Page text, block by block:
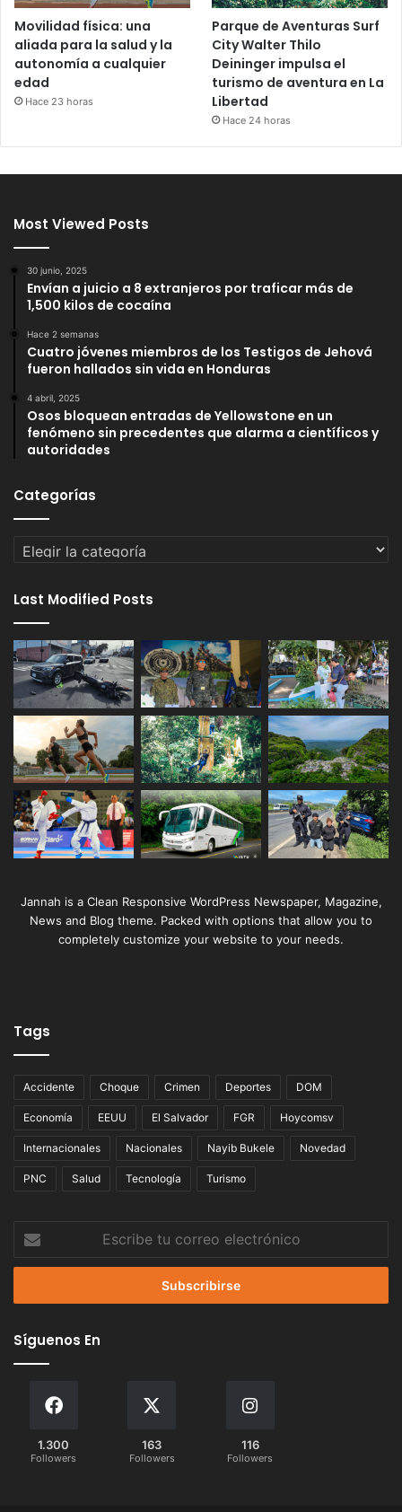
Movilidad física: una
aliada para la salud y la
autonomía a cualquier
edad
Hace 23 horas
Parque de Aventuras Surf
City Walter Thilo
Deininger impulsa el
turismo de aventura en La
Libertad
Hace 24 horas
Most Viewed Posts
30 junio, 2025
Envían a juicio a 8 extranjeros por traficar más de
1,500 kilos de cocaína
Hace 2 semanas
Cuatro jóvenes miembros de los Testigos de Jehová
fueron hallados sin vida en Honduras
4 abril, 2025
Osos bloquean entradas de Yellowstone en un
fenómeno sin precedentes que alarma a científicos y
autoridades
Categorías
Categorías
Last Modified Posts
Jannah is a Clean Responsive WordPress Newspaper, Magazine,
News and Blog theme. Packed with options that allow you to
completely customize your website to your needs.
Tags
Accidente Choque Crimen Deportes DOM
Economía EEUU El Salvador FGR Hoycomsv
Internacionales Nacionales Nayib Bukele Novedad
PNC Salud Tecnología Turismo
tu
correo
Síguenos En
1.300
Followers
163
Followers
116
Followers